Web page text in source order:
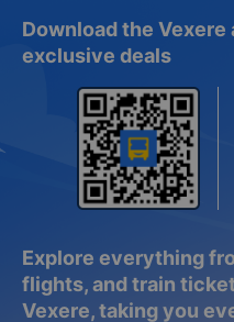
Download the
exclusive deals
Explore everything
flights, and train
Vexere, taking you